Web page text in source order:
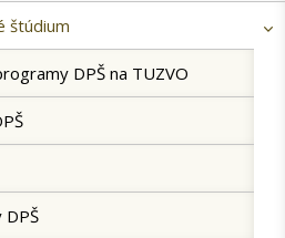
štúdium
DPŠ na TUZVO
DPŠ